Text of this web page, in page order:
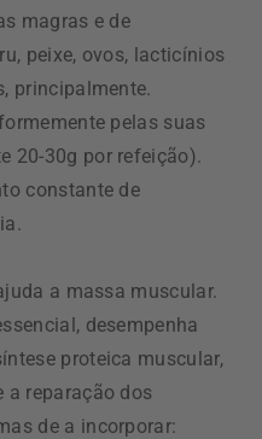
magras e de
peixe, ovos, lacticínios
principalmente.
pelas suas
20-30g por refeição).
constante de
a massa muscular.
desempenha
proteica muscular,
a reparação dos
de a incorporar: